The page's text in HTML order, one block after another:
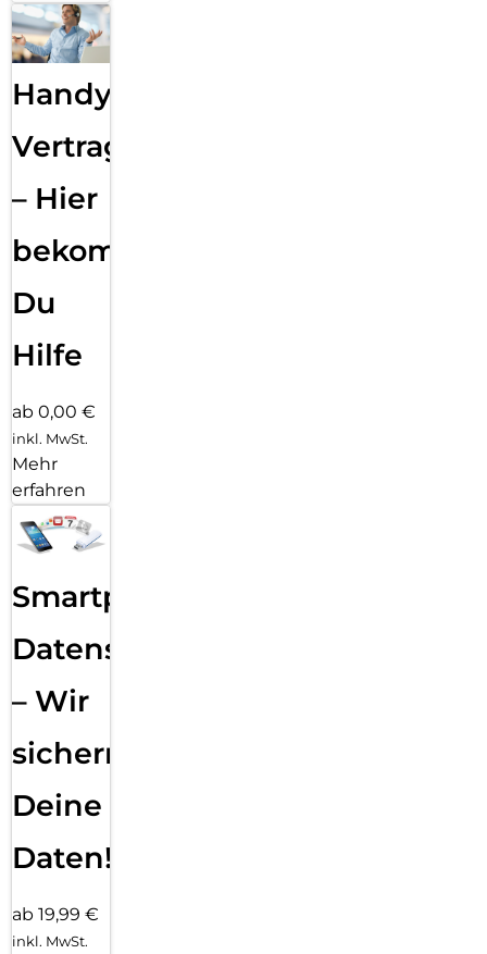
Handy
Vertragsabwicklung
– Hier
bekommst
Du
Hilfe
ab 0,00 €
inkl. MwSt.
Mehr
erfahren
Smartphone
Datensicherung
– Wir
sichern
Deine
Daten!
ab 19,99 €
inkl. MwSt.